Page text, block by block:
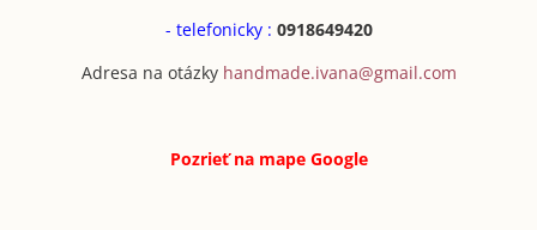
- telefonicky : 0918649420
Adresa na otázky handmade.ivana@gmail.com
Pozrieť na mapeGoogle